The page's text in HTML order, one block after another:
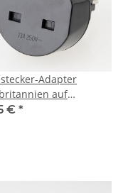
Adapter
auf
2,5A/250V
€ *